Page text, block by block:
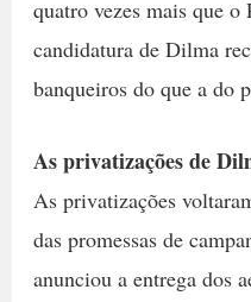
quatro vezes mais que
candidatura de Dilma
banqueiros do que a do
As privatizações de
As privatizações
das promessas de
anunciou a entrega dos